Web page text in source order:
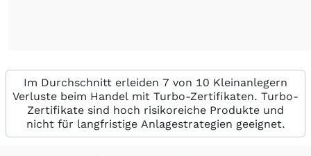
Im Durchschnitt erleiden 7 von 10 Kleinanlegern
Verluste beim Handel mit Turbo-Zertifikaten. Turbo-
Zertifikate sind hoch risikoreiche Produkte und
nicht für langfristige Anlagestrategien geeignet.